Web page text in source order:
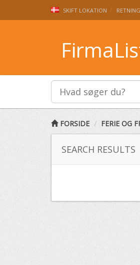
SKIFT LOKATION
FORSIDE FERIE OG
SEARCH RESULTS